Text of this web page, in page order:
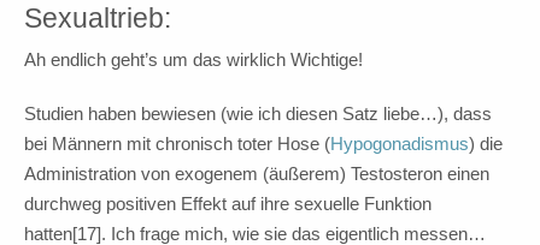
Sexualtrieb:
Ah endlich geht’s um das wirklich Wichtige!
Studien haben bewiesen (wie ich diesen Satz liebe…), dass
bei Männern mit chronisch toter Hose (Hypogonadismus) die
Administration von exogenem (äußerem) Testosteron einen
durchweg positiven Effekt auf ihre sexuelle Funktion
hatten[17]. Ich frage mich, wie sie das eigentlich messen…